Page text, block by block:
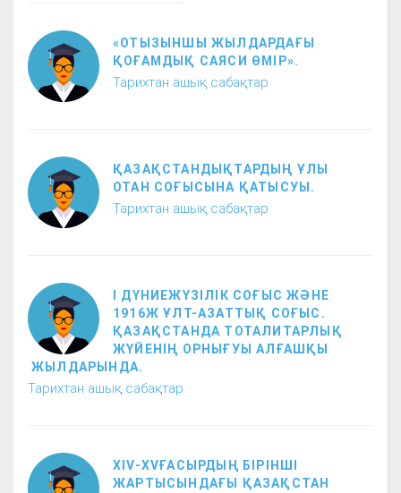
«ОТЫЗЫНШЫ ЖЫЛДАРДАҒЫ
ҚОҒАМДЫҚ САЯСИ ӨМІР».
Тарихтан ашық сабақтар
ҚАЗАҚСТАНДЫҚТАРДЫҢ ҰЛЫ
ОТАН СОҒЫСЫНА ҚАТЫСУЫ.
Тарихтан ашық сабақтар
І ДҮНИЕЖҮЗІЛІК СОҒЫС ЖӘНЕ
1916Ж ҰЛТ-АЗАТТЫҚ СОҒЫС.
ҚАЗАҚСТАНДА ТОТАЛИТАРЛЫҚ
ЖҮЙЕНІҢ ОРНЫҒУЫ АЛҒАШҚЫ
ЖЫЛДАРЫНДА.
Тарихтан ашық сабақтар
XIV-XVҒАСЫРДЫҢ БІРІНШІ
ЖАРТЫСЫНДАҒЫ ҚАЗАҚСТАН